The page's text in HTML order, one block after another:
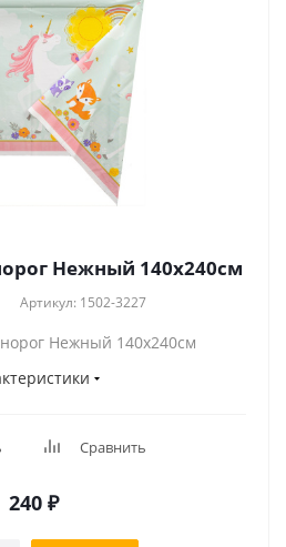
Нежный 140х240см
Артикул: 1502-3227
Нежный 140х240см
Сравнить
240 ₽